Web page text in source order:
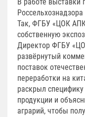
Так, ФГБУ «ЦОК
собственную
Директор ФГБУ
развёрнутый
поставок
переработки на
раскрыл специфику
продукции и
аграрий, чтобы